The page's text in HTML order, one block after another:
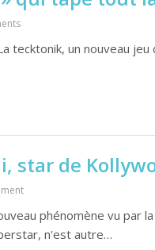
tecktonik, un nouveau
star de
phénomène vu par
n'est autre…